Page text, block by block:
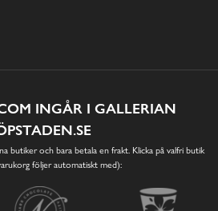
INGÅR I GALLERIAN
butiker och bara betala en frakt. Klicka på valfri butik
följer automatiskt med):